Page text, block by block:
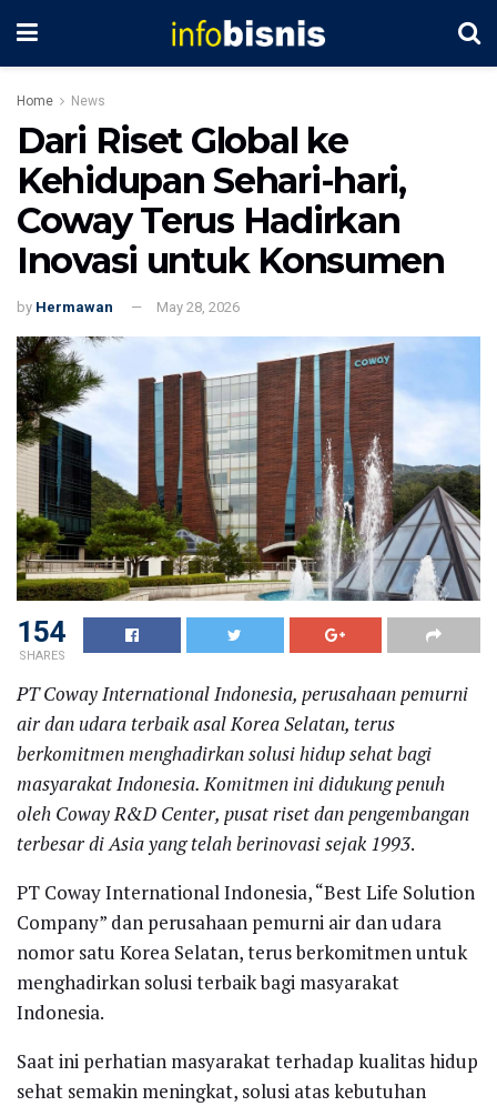
Home News
Dari Riset Global ke
Kehidupan Sehari-hari,
Coway Terus Hadirkan
Inovasi untuk Konsumen
by Hermawan May 28, 2026
154
SHARES
PT Coway International Indonesia, perusahaan pemurni
air dan udara terbaik asal Korea Selatan, terus
berkomitmen menghadirkan solusi hidup sehat bagi
masyarakat Indonesia. Komitmen ini didukung penuh
oleh Coway R&D Center, pusat riset dan pengembangan
terbesar di Asia yang telah berinovasi sejak 1993.
PT Coway International Indonesia, “Best Life Solution
Company” dan perusahaan pemurni air dan udara
nomor satu Korea Selatan, terus berkomitmen untuk
menghadirkan solusi terbaik bagi masyarakat
Indonesia.
Saat ini perhatian masyarakat terhadap kualitas hidup
sehat semakin meningkat, solusi atas kebutuhan